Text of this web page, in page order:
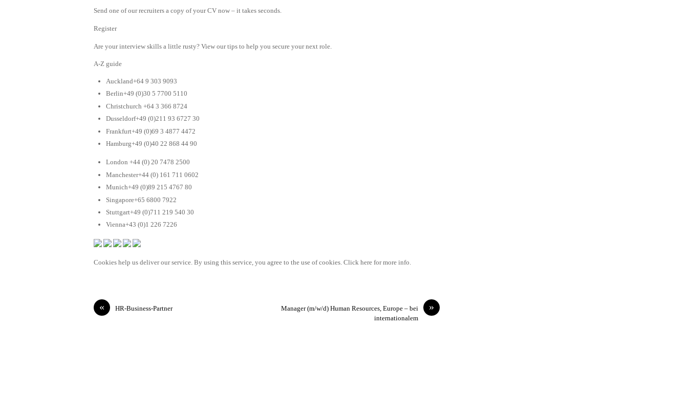
Send one of our recruiters a copy of your CV now – it takes seconds.
Register
Are your interview skills a little rusty? View our tips to help you secure your next role.
A-Z guide
Auckland+64 9 303 9093
Berlin+49 (0)30 5 7700 5110
Christchurch +64 3 366 8724
Dusseldorf+49 (0)211 93 6727 30
Frankfurt+49 (0)69 3 4877 4472
Hamburg+49 (0)40 22 868 44 90
London +44 (0) 20 7478 2500
Manchester+44 (0) 161 711 0602
Munich+49 (0)89 215 4767 80
Singapore+65 6800 7922
Stuttgart+49 (0)711 219 540 30
Vienna+43 (0)1 226 7226
Cookies help us deliver our service. By using this service, you agree to the use of cookies. Click here for more info.
« HR-Business-Partner »
Manager (m/w/d) Human Resources, Europe – bei
internationalem